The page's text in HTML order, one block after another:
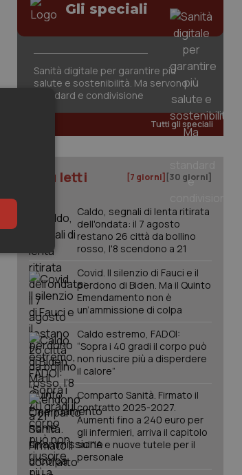
Gli speciali
Sanità digitale per garantire più
salute e sostenibilità. Ma servono
standard e condivisione
Tutti gli speciali
I più letti [7 giorni] [30 giorni]
Caldo, segnali di lenta ritirata
dell'ondata: il 7 agosto
restano 26 città da bollino
rosso, l'8 scendono a 21
Covid. Il silenzio di Fauci e il
perdono di Biden. Ma il Quinto
Emendamento non è
un’ammissione di colpa
Caldo estremo, FADOI:
“Sopra i 40 gradi il corpo può
non riuscire più a disperdere
il calore”
Comparto Sanità. Firmato il
contratto 2025-2027.
Aumenti fino a 240 euro per
gli infermieri, arriva il capitolo
sull'IA e nuove tutele per il
personale